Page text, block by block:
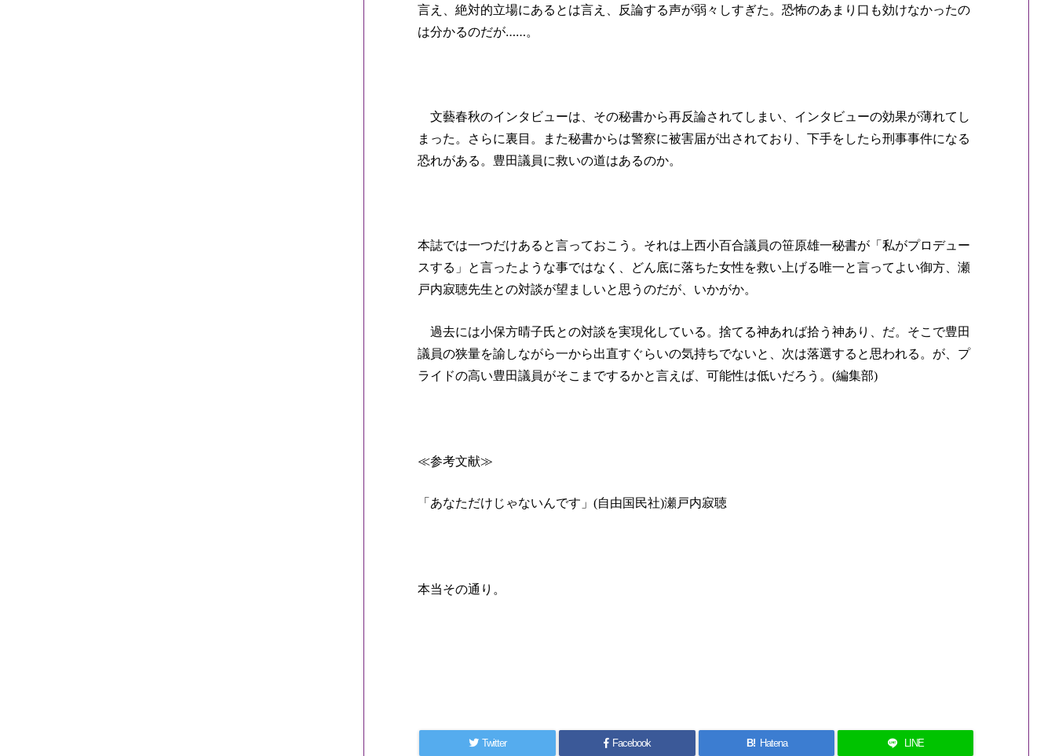
言え、絶対的立場にあるとは言え、反論する声が弱々しすぎた。恐怖のあまり口も効けなかったの
は分かるのだが……。
文藝春秋のインタビューは、その秘書から再反論されてしまい、インタビューの効果が薄れてし
まった。さらに裏目。また秘書からは警察に被害届が出されており、下手をしたら刑事事件になる
恐れがある。豊田議員に救いの道はあるのか。
本誌では一つだけあると言っておこう。それは上西小百合議員の笹原雄一秘書が「私がプロデュー
スする」と言ったような事ではなく、どん底に落ちた女性を救い上げる唯一と言ってよい御方、瀬
戸内寂聴先生との対談が望ましいと思うのだが、いかがか。
過去には小保方晴子氏との対談を実現化している。捨てる神あれば拾う神あり、だ。そこで豊田
議員の狭量を諭しながら一から出直すぐらいの気持ちでないと、次は落選すると思われる。が、プ
ライドの高い豊田議員がそこまでするかと言えば、可能性は低いだろう。 (編集部)
≪参考文献≫
「あなただけじゃないんです」 (自由国民社)瀬戸内寂聴
本当その通り。
Twitter Facebook B! Hatena LINE